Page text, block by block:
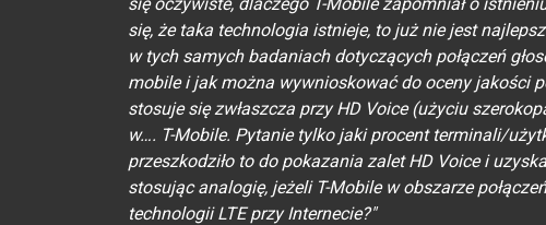
się, że taka technologia istnieje, to już nie jest
w tych samych badaniach dotyczących połączeń
mobile i jak można wywnioskować do oceny jakości
stosuje się zwłaszcza przy HD Voice (użyciu
w…. T-Mobile. Pytanie tylko jaki procent terminali/
przeszkodziło to do pokazania zalet HD Voice i
stosując analogię, jeżeli T-Mobile w obszarze
technologii LTE przy Internecie?"